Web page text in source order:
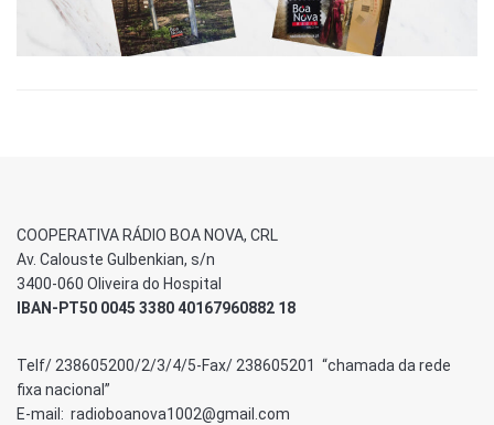
COOPERATIVA RÁDIO BOA NOVA, CRL
Av. Calouste Gulbenkian, s/n
3400-060 Oliveira do Hospital
IBAN-PT50 0045 3380 40167960882 18
Telf/ 238605200/2/3/4/5-Fax/ 238605201 “chamada da rede
fixa nacional”
E-mail: radioboanova1002@gmail.com